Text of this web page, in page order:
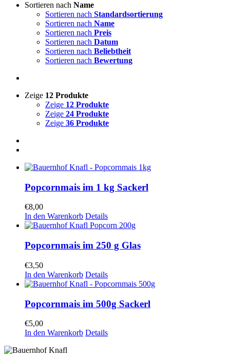
Sortieren nach Name
Sortieren nach Standardsortierung
Sortieren nach Name
Sortieren nach Preis
Sortieren nach Datum
Sortieren nach Beliebtheit
Sortieren nach Bewertung
Zeige 12 Produkte
Zeige 12 Produkte
Zeige 24 Produkte
Zeige 36 Produkte
Popcornmais im 1 kg Sackerl
€8,00
In den Warenkorb Details
Popcornmais im 250 g Glas
€3,50
In den Warenkorb Details
Popcornmais im 500g Sackerl
€5,00
In den Warenkorb Details